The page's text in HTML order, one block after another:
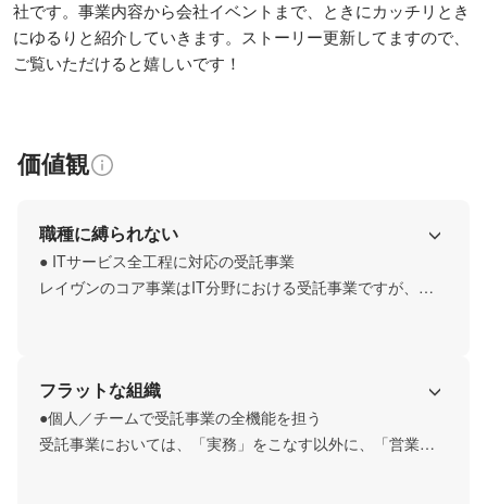
社です。事業内容から会社イベントまで、ときにカッチリとき
にゆるりと紹介していきます。ストーリー更新してますので、
ご覧いただけると嬉しいです！
価値観
職種に縛られない
● ITサービス全工程に対応の受託事業
レイヴンのコア事業はIT分野における受託事業ですが、シ
す。
幅広い領域に対応するのはレイヴンだけでなく、そこで働
く社員も同様です。特定の領域で専門性を磨くのはもちろ
フラットな組織
●個人／チームで受託事業の全機能を担う
受託事業においては、「実務」をこなす以外に、「営業」